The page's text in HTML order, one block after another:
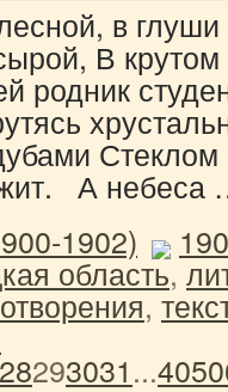
в глуши
В крутом
родник
Стеклом
А
1902)
область,
,
28293031...4050